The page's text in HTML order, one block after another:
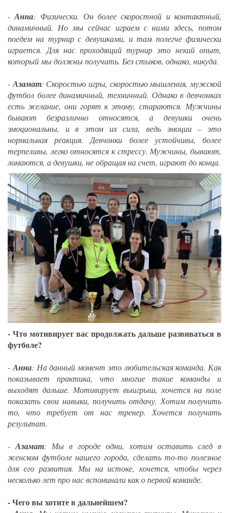
-Анна: Физически. Он более скоростной и контактный,
динамичный. Но мы сейчас играем с ними здесь, потом
поедем на турнир с девушками, и там полегче физически
играется. Для нас проходящий турнир это некий опыт,
который мы должны получать. Без стыков, однако, никуда.
- Азамат: Скоростью игры, скоростью мышления, мужской
футбол более динамичный, техничный. Однако в девчонках
есть желание, они горят к этому, стараются. Мужчины
бывают безразлично относятся, а девушки очень
эмоциональны, и в этом их сила, ведь эмоции – это
нормальная реакция. Девчонки более устойчивы, более
терпеливы, легко относятся к стрессу. Мужчины, бывают,
ломаются, а девушки, не обращая на счет, играют до конца.
- Что мотивирует вас продолжать дальше развиваться в
футболе?
- Анна: На данный момент это любительская команда. Как
показывает практика, что многие такие команды и
выходят дальше. Мотивирует выигрыш, хочется на поле
показать свои навыки, получить отдачу. Хотим получить
то, что требует от нас тренер. Хочется получать
результат.
- Азамат: Мы в городе одни, хотим оставить след в
женском футболе нашего города, сделать то-то полезное
для его развития. Мы на истоке, хочется, чтобы через
несколько лет про нас вспоминали как о первой команде.
- Чего вы хотите в дальнейшем?